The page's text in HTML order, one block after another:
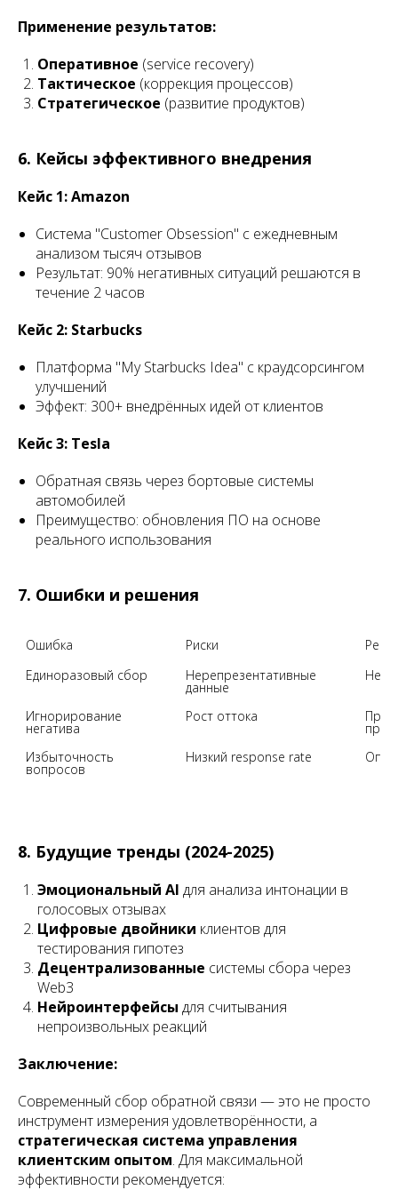
Применение результатов:
Оперативное (service recovery)
Тактическое (коррекция процессов)
Стратегическое (развитие продуктов)
6. Кейсы эффективного внедрения
Кейс 1: Amazon
Система "Customer Obsession" с ежедневным
анализом тысяч отзывов
Результат: 90% негативных ситуаций решаются в
течение 2 часов
Кейс 2: Starbucks
Платформа "My Starbucks Idea" с краудсорсингом
улучшений
Эффект: 300+ внедрённых идей от клиентов
Кейс 3: Tesla
Обратная связь через бортовые системы
автомобилей
Преимущество: обновления ПО на основе
реального использования
7. Ошибки и решения
Ошибка Риски
Единоразовый сбор
Нерепрезентативные
данные
Игнорирование
негатива
Рост оттока
Избыточность
вопросов
Низкий response rate
8. Будущие тренды (2024-2025)
Эмоциональный AI для анализа интонации в
голосовых отзывах
Цифровые двойники клиентов для
тестирования гипотез
Децентрализованные системы сбора через
Web3
Нейроинтерфейсы для считывания
непроизвольных реакций
Заключение:
Современный сбор обратной связи — это не просто
инструмент измерения удовлетворённости, а
стратегическая система управления
клиентским опытом. Для максимальной
эффективности рекомендуется: